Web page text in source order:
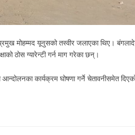
मोहम्मद यूनुसको तस्वीर जलाएका थिए।
ठोस ग्यारेन्टी गर्न माग गरेका छन्।
कार्यक्रम घोषणा गर्ने चेतावनीसमेत